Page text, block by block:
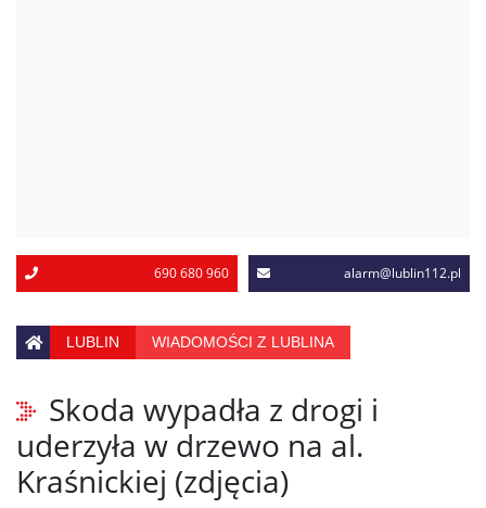
690 680 960 alarm@lublin112.pl
LUBLIN WIADOMOŚCI Z LUBLINA
Skoda wypadła z drogi i
uderzyła w drzewo na al.
Kraśnickiej (zdjęcia)